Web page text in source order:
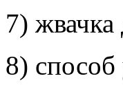
7) жвачка
8) способ